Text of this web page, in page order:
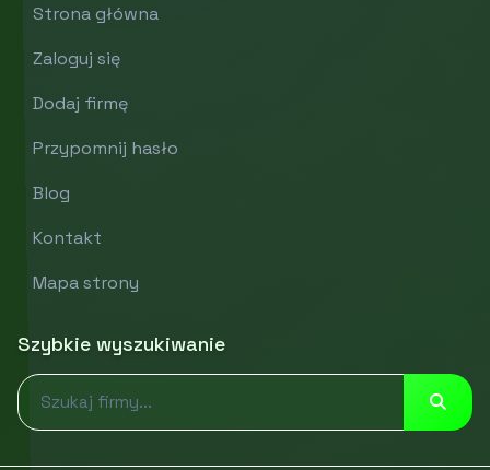
Strona główna
Zaloguj się
Dodaj firmę
Przypomnij hasło
Blog
Kontakt
Mapa strony
Szybkie wyszukiwanie